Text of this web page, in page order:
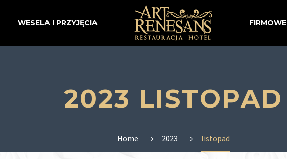
WESELA I PRZYJĘCIA FIRMOWE
2023 LISTOPAD
Home 2023 listopad